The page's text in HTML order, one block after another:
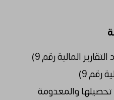
المالية رقم 9)
رقم 9)
والمعدومة